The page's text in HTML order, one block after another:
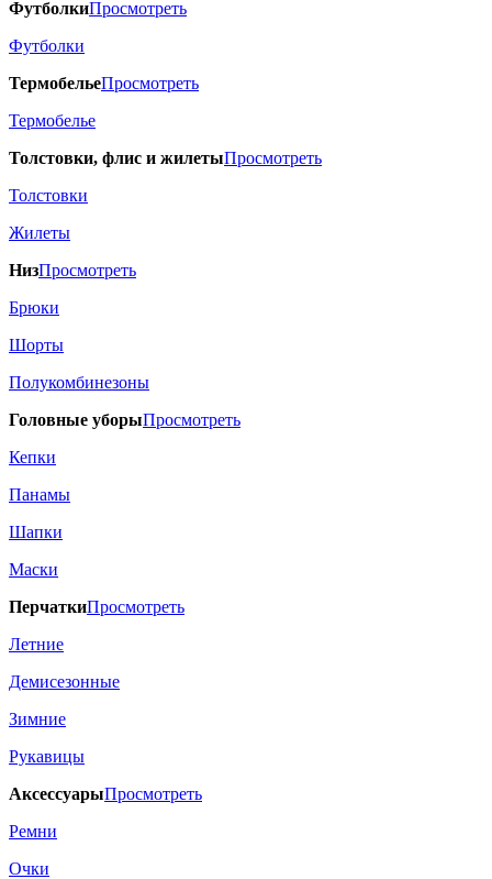
ФутболкиПросмотреть
Футболки
ТермобельеПросмотреть
Термобелье
Толстовки, флис и жилетыПросмотреть
Толстовки
Жилеты
НизПросмотреть
Брюки
Шорты
Полукомбинезоны
Головные уборыПросмотреть
Кепки
Панамы
Шапки
Маски
ПерчаткиПросмотреть
Летние
Демисезонные
Зимние
Рукавицы
АксессуарыПросмотреть
Ремни
Очки